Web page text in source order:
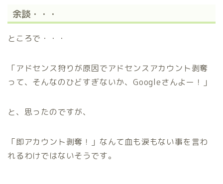
余談・・・
ところで・・・
「アドセンス狩りが原因でアドセンスアカウント剥奪
って、そんなのひどすぎないか、Googleさんよー！」
と、思ったのですが、
「即アカウント剥奪！」なんて血も涙もない事を言わ
れるわけではないそうです。